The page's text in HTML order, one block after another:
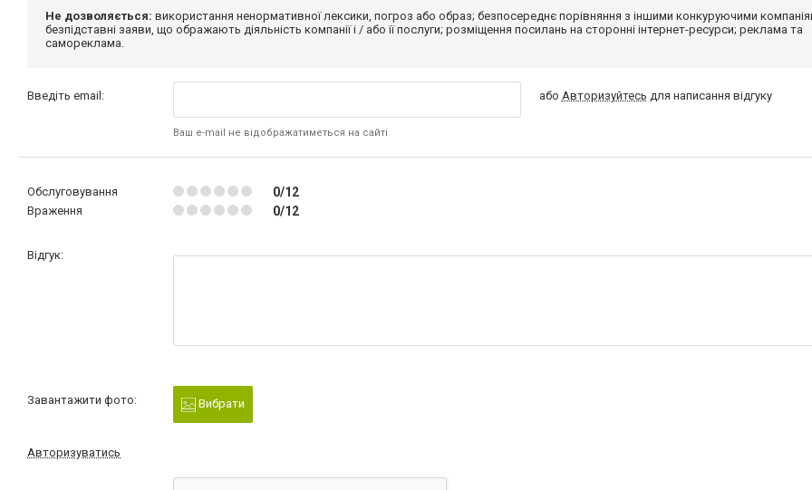
Не дозволяється: використання ненормативної лексики, погроз або образ; безпосереднє порівняння з іншими конкуруючими
безпідставні заяви, що ображають діяльність компанії і / або її послуги; розміщення посилань на сторонні інтернет-ресурси; реклама та
самореклама.
Введіть email:
Ваш e-mail не відображатиметься на сайті
або Авторизуйтесь для написання відгуку
Обслуговування 0/12
Враження 0/12
Відгук:
Завантажити фото: Вибрати
Авторизуватись